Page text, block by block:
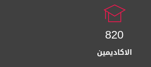
820
الاكاديمين